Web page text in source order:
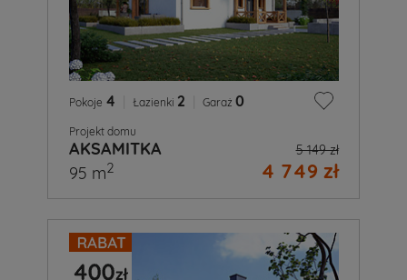
Pokoje 4 Łazienki 2 Garaż 0
Projekt domu
AKSAMITKA 5 149 zł
4 749 zł
95 m2